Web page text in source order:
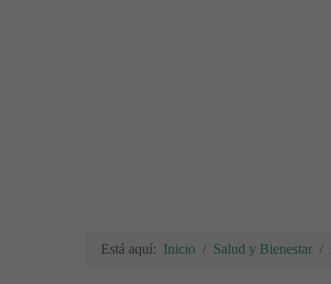
Está aquí: Inicio Salud y Bienestar